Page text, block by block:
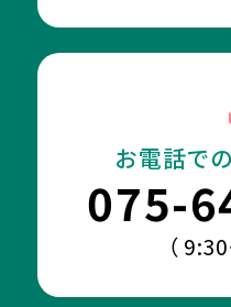
お電話で
075-
（